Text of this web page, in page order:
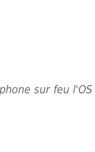
sur feu l'OS